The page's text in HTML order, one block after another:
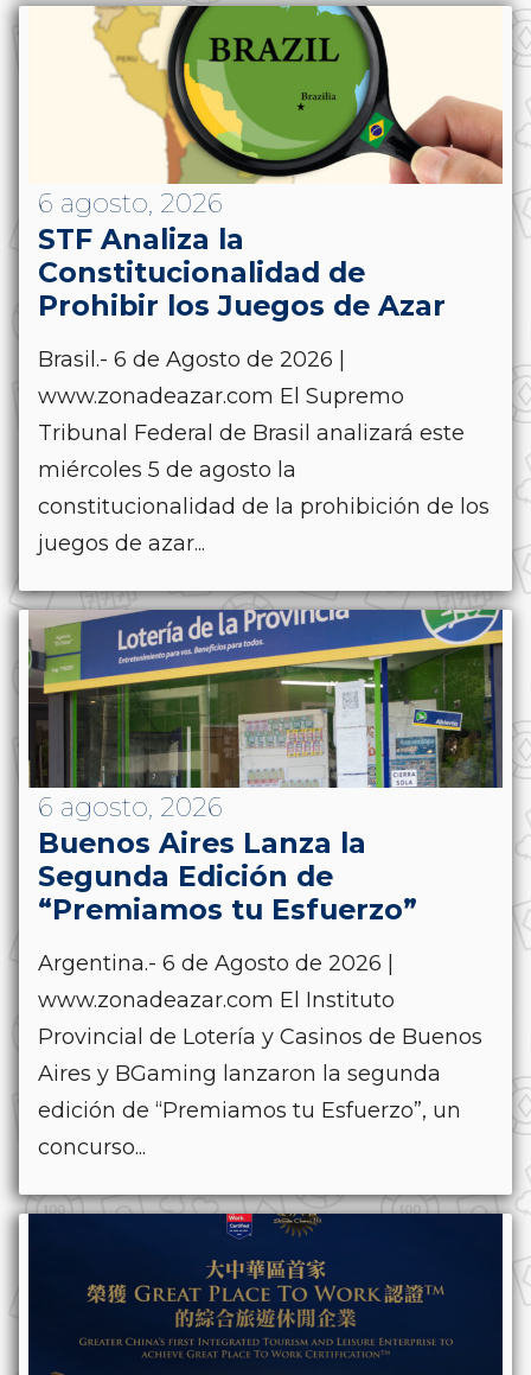
6 agosto, 2026
STF Analiza la
Constitucionalidad de
Prohibir los Juegos de Azar
Brasil.- 6 de Agosto de 2026 |
www.zonadeazar.com El Supremo
Tribunal Federal de Brasil analizará este
miércoles 5 de agosto la
constitucionalidad de la prohibición de los
juegos de azar...
6 agosto, 2026
Buenos Aires Lanza la
Segunda Edición de
“Premiamos tu Esfuerzo”
Argentina.- 6 de Agosto de 2026 |
www.zonadeazar.com El Instituto
Provincial de Lotería y Casinos de Buenos
Aires y BGaming lanzaron la segunda
edición de “Premiamos tu Esfuerzo”, un
concurso...